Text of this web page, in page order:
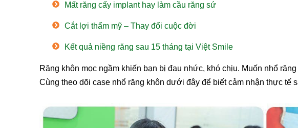
Mất răng cấy implant hay làm cầu răng sứ
Cắt lợi thẩm mỹ – Thay đổi cuộc đời
Kết quả niềng răng sau 15 tháng tại Việt Smile
Răng khôn mọc ngầm khiến bạn bị đau nhức, khó chịu. Muốn nhổ
Cùng theo dõi case nhổ răng khôn dưới đây để biết cảm nhận thực tế